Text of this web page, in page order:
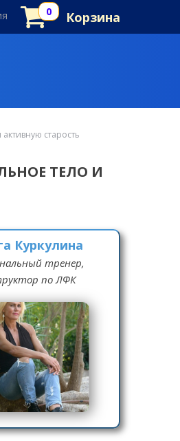
Корзина
старость
ТЕЛО И
Куркулина
тренер,
по ЛФК